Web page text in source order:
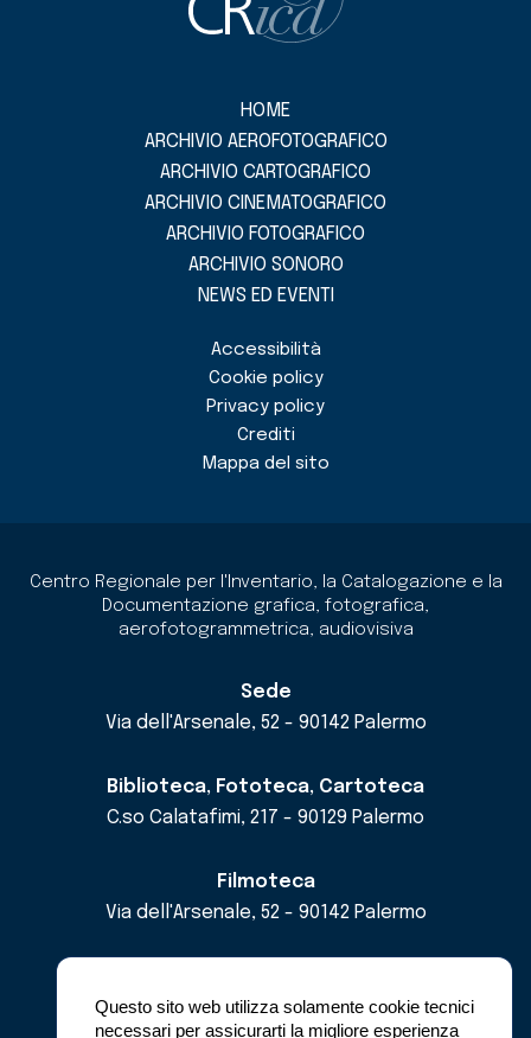
Questo sito web utilizza solamente cookie tecnici
necessari per assicurarti la migliore esperienza
HOME
ARCHIVIO AEROFOTOGRAFICO
ARCHIVIO CARTOGRAFICO
ARCHIVIO CINEMATOGRAFICO
ARCHIVIO FOTOGRAFICO
ARCHIVIO SONORO
NEWS ED EVENTI
Accessibilità
Cookie policy
Privacy policy
Crediti
Mappa del sito
Centro Regionale per l'Inventario, la Catalogazione e la
Documentazione grafica, fotografica,
aerofotogrammetrica, audiovisiva
Sede
Via dell'Arsenale, 52 - 90142 Palermo
Biblioteca, Fototeca, Cartoteca
C.so Calatafimi, 217 - 90129 Palermo
Filmoteca
Via dell'Arsenale, 52 - 90142 Palermo
pec cricdsicilia@pec.it